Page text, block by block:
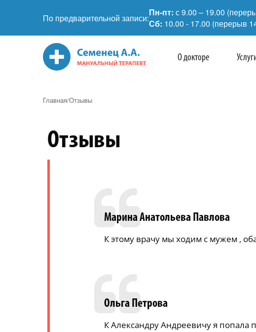
По предварительной записи:Пн-пт: с 9.00 – 19.00
Сб: 10.00 - 17.00 (перерыв
О докторе
Главная Отзывы
Отзывы
Марина Анатольева Павлова
К этому врачу мы ходим с мужем ,
Ольга Петрова
К Александру Андреевичу я попала